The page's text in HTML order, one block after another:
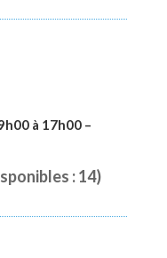
à 17h00 –
: 14)